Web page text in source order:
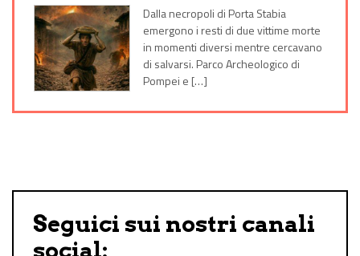
Dalla necropoli di Porta Stabia
emergono i resti di due vittime morte
in momenti diversi mentre cercavano
di salvarsi. Parco Archeologico di
Pompei e […]
Seguici sui nostri canali
social: